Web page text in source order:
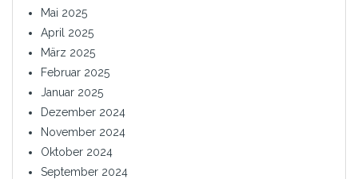
Mai 2025
April 2025
März 2025
Februar 2025
Januar 2025
Dezember 2024
November 2024
Oktober 2024
September 2024